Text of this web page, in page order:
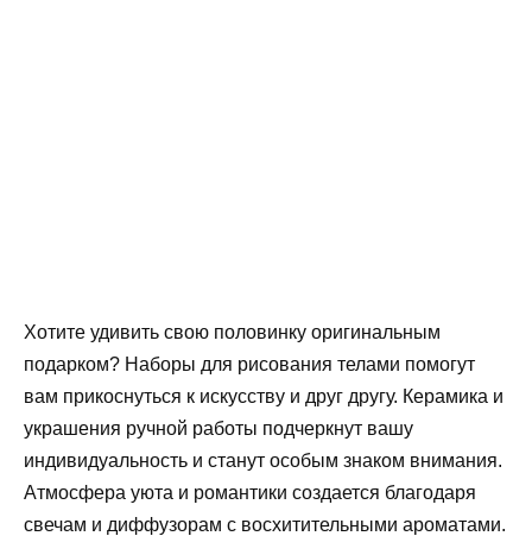
Хотите удивить свою половинку оригинальным
подарком? Наборы для рисования телами помогут
вам прикоснуться к искусству и друг другу. Керамика и
украшения ручной работы подчеркнут вашу
индивидуальность и станут особым знаком внимания.
Атмосфера уюта и романтики создается благодаря
свечам и диффузорам с восхитительными ароматами.